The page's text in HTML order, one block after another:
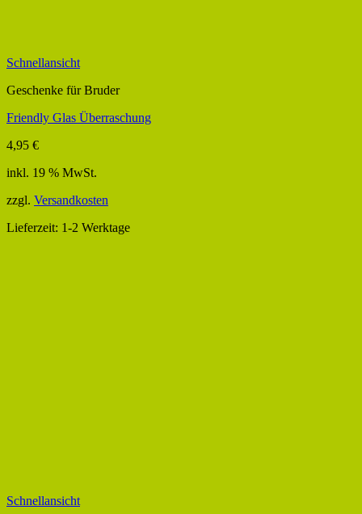
Schnellansicht
Geschenke für Bruder
Friendly Glas Überraschung
4,95 €
inkl. 19 % MwSt.
zzgl. Versandkosten
Lieferzeit: 1-2 Werktage
Schnellansicht